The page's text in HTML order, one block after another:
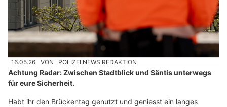
16.05.26 VON POLIZEI.NEWS REDAKTION
Achtung Radar: Zwischen Stadtblick und Säntis unterwegs
für eure Sicherheit.
Habt ihr den Brückentag genutzt und geniesst ein langes